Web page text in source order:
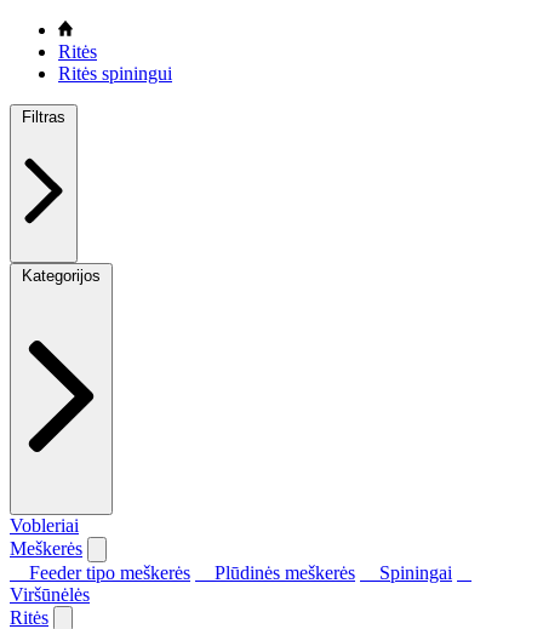
Ritės
Ritės spiningui
Filtras
Kategorijos
Vobleriai
Meškerės
Feeder tipo meškerės
Plūdinės meškerės
Spiningai
Viršūnėlės
Ritės